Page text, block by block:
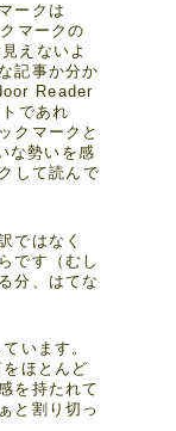
ークは
マークの
えないよ
記事か分か
Reader
であれ
クマークと
な勢いを感
して読んで
ではなく
です（むし
分、はてな
います。
ほとんど
を持たれて
と割り切っ